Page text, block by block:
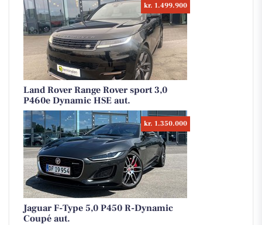
kr. 1.499.900
Land Rover Range Rover sport 3,0
P460e Dynamic HSE aut.
kr. 1.350.000
Jaguar F-Type 5,0 P450 R-Dynamic
Coupé aut.